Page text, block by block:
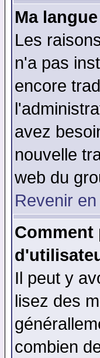
Ma
Les
n'a pas
encore
avez
nouvelle
web du
Revenir
Comment
Il peut y
lisez des
combien